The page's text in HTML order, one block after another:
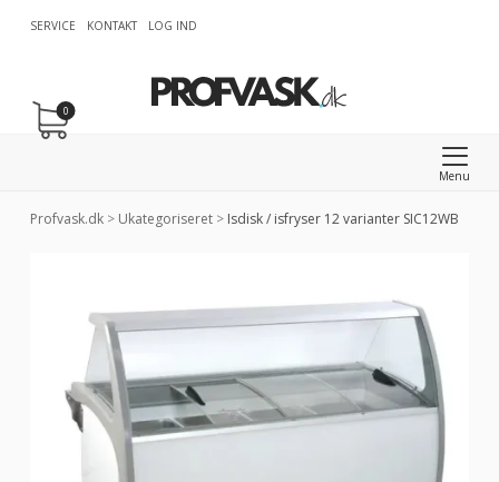
SERVICE KONTAKT LOG IND
Menu
0
Profvask.dk > Ukategoriseret >Isdisk / isfryser 12 varianter SIC12WB